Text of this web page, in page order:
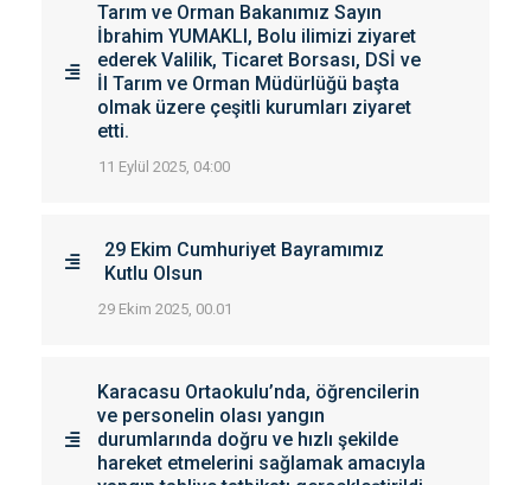
Tarım ve Orman Bakanımız Sayın
İbrahim YUMAKLI, Bolu ilimizi ziyaret
ederek Valilik, Ticaret Borsası, DSİ ve
İl Tarım ve Orman Müdürlüğü başta
olmak üzere çeşitli kurumları ziyaret
etti.
11 Eylül 2025, 04:00
29 Ekim Cumhuriyet Bayramımız
Kutlu Olsun
29 Ekim 2025, 00.01
Karacasu Ortaokulu’nda, öğrencilerin
ve personelin olası yangın
durumlarında doğru ve hızlı şekilde
hareket etmelerini sağlamak amacıyla